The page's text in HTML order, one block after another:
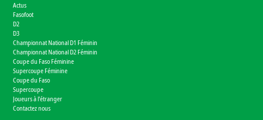
Actus
Fasofoot
D2
D3
Championnat National D1 Féminin
Championnat National D2 Féminin
Coupe du Faso Féminine
Supercoupe Féminine
Coupe du Faso
Supercoupe
Joueurs à l'étranger
Contactez nous